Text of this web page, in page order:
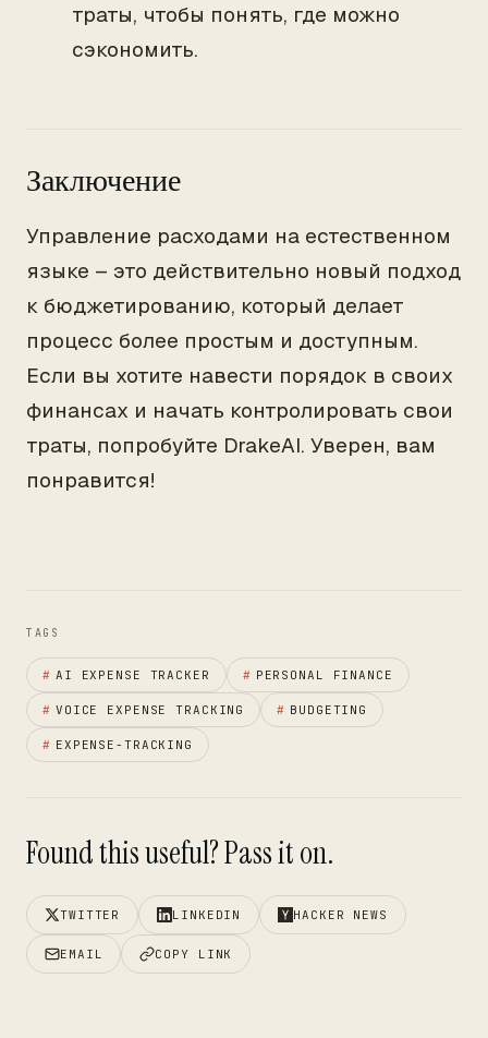
траты, чтобы понять, где можно
сэкономить.
Заключение
Управление расходами на естественном
языке – это действительно новый подход
к бюджетированию, который делает
процесс более простым и доступным.
Если вы хотите навести порядок в своих
финансах и начать контролировать свои
траты, попробуйте DrakeAI. Уверен, вам
понравится!
TAGS
# AI EXPENSE TRACKER # PERSONAL FINANCE
# VOICE EXPENSE TRACKING # BUDGETING
# EXPENSE-TRACKING
Found this useful? Pass it on.
TWITTER LINKEDIN HACKER NEWS
EMAIL COPY LINK